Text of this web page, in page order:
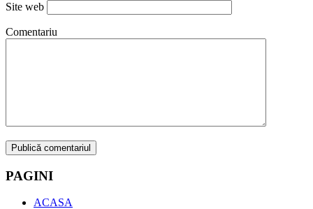
Site web
Comentariu
PAGINI
ACASA